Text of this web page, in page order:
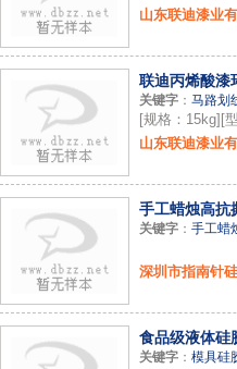
山东联迪漆业
联迪丙烯酸漆
关键字 ： 马路划
[规格：15kg][
山东联迪漆业
手工蜡烛高抗
关键字 ： 手工蜡
深圳市指南针
食品级液体硅
关键字 ： 模具硅